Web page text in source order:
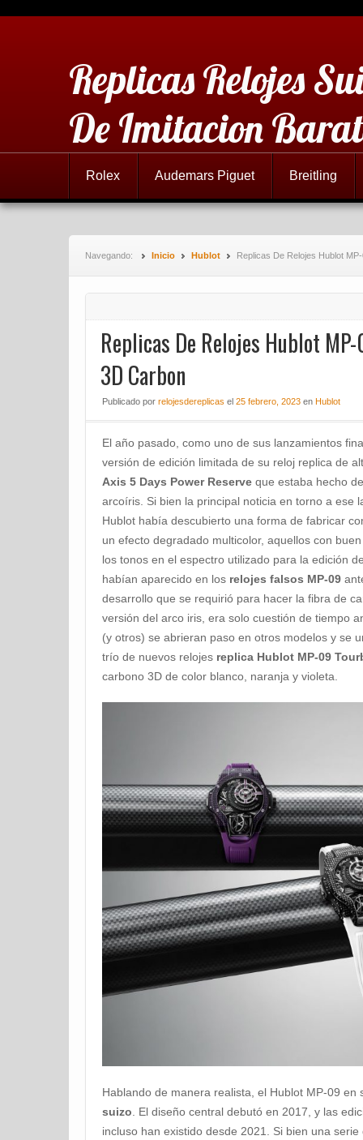
Replicas Relojes
De Imitacion
Rolex Audemars Piguet Breitling
Navegando: Inicio Hublot Replicas De Relojes Hublot
Replicas De Relojes Hublot
3D Carbon
Publicado por relojesdereplicas el 25 febrero, 2023 en Hublot
El año pasado, como uno de sus lanzamientos
versión de edición limitada de su reloj replica de
Axis 5 Days Power Reserve que estaba hecho
arcoíris. Si bien la principal noticia en torno a ese
Hublot había descubierto una forma de fabricar
un efecto degradado multicolor, aquellos con
los tonos en el espectro utilizado para la edición
habían aparecido en los relojes falsos MP-09
desarrollo que se requirió para hacer la fibra de
versión del arco iris, era solo cuestión de tiempo
(y otros) se abrieran paso en otros modelos y se
trío de nuevos relojes replica Hublot MP-09
carbono 3D de color blanco, naranja y violeta.
Hablando de manera realista, el Hublot MP-09
suizo . El diseño central debutó en 2017, y las
incluso han existido desde 2021. Si bien una